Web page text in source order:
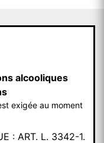
alcooliques
exigée au moment
: ART. L. 3342-1.